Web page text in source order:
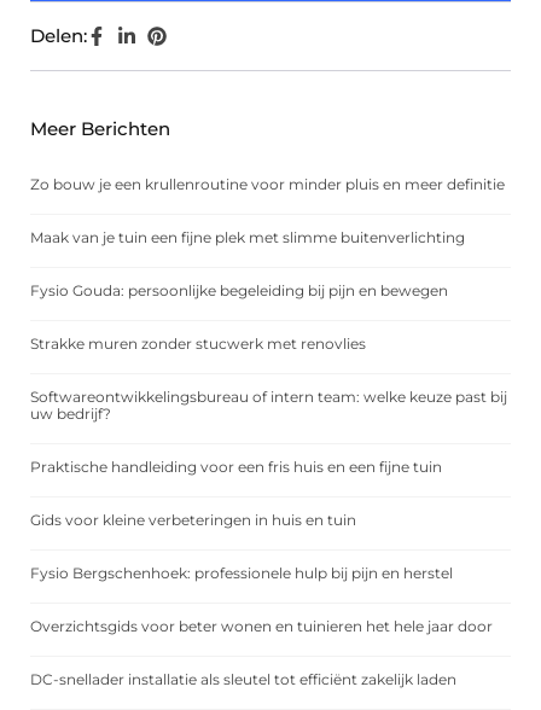
Delen:
Meer Berichten
Zo bouw je een krullenroutine voor minder pluis en meer definitie
Maak van je tuin een fijne plek met slimme buitenverlichting
Fysio Gouda: persoonlijke begeleiding bij pijn en bewegen
Strakke muren zonder stucwerk met renovlies
Softwareontwikkelingsbureau of intern team: welke keuze past bij
uw bedrijf?
Praktische handleiding voor een fris huis en een fijne tuin
Gids voor kleine verbeteringen in huis en tuin
Fysio Bergschenhoek: professionele hulp bij pijn en herstel
Overzichtsgids voor beter wonen en tuinieren het hele jaar door
DC-snellader installatie als sleutel tot efficiënt zakelijk laden